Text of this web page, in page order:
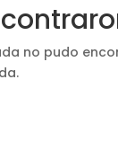
no pudo